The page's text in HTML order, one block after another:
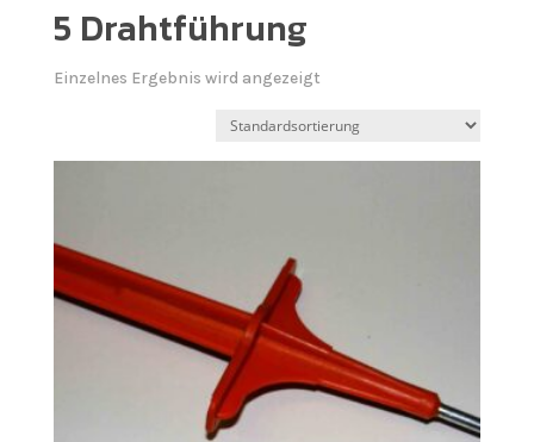
5 Drahtführung
Einzelnes Ergebnis wird angezeigt